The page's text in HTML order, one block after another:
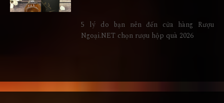
5 lý do bạn nên đến cửa hàng Rượu
Ngoại.NET chọn rượu hộp quà 2026